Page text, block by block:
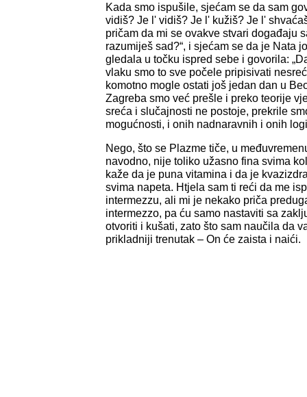
Kada smo ispušile, sjećam se da sam
vidiš? Je l' vidiš? Je l' kužiš? Je l'
pričam da mi se ovakve stvari događaju
razumiješ sad?“, i sjećam se da je Nata
gledala u točku ispred sebe i govorila:
vlaku smo to sve počele pripisivati
komotno mogle ostati još jedan dan u
Zagreba smo već prešle i preko teorije
sreća i slučajnosti ne postoje, prekrile
mogućnosti, i onih nadnaravnih i onih
Nego, što se Plazme tiče, u
navodno, nije toliko užasno fina svima
kaže da je puna vitamina i da je
svima napeta. Htjela sam ti reći da me
intermezzu, ali mi je nekako priča
intermezzo, pa ću samo nastaviti sa
otvoriti i kušati, zato što sam naučila da
prikladniji trenutak – On će zaista i naići.